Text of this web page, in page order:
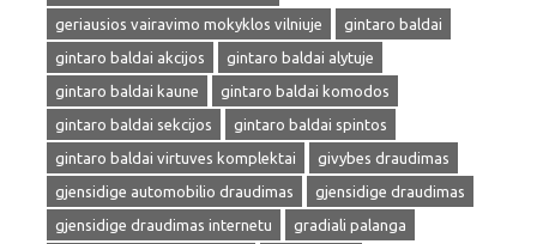
geriausios vairavimo mokyklos vilniuje
gintaro baldai
gintaro baldai akcijos
gintaro baldai alytuje
gintaro baldai kaune
gintaro baldai komodos
gintaro baldai sekcijos
gintaro baldai spintos
gintaro baldai virtuves komplektai
givybes draudimas
gjensidige automobilio draudimas
gjensidige draudimas
gjensidige draudimas internetu
gradiali palanga